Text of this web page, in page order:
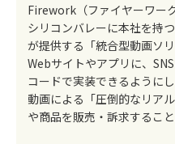
Firework（ファイヤーワー
シリコンバレーに本社を
が提供する「統合型動画ソ
Webサイトやアプリに、
コードで実装できるように
動画による「圧倒的なリア
や商品を販売・訴求すること